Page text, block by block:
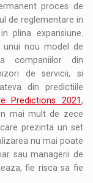
proces de
de reglementare in
plina expansiune.
unui nou model de
companiilor din
de servicii, si
din predictiile
Predictions 2021,
mai mult de zece
prezinta un set
nu mai poate
sau managerii de
fie risca sa fie